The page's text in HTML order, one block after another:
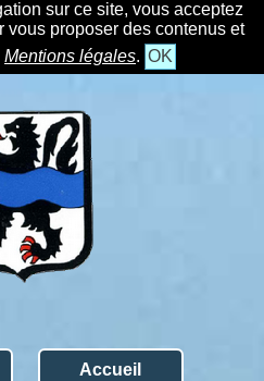
sur ce site, vous acceptez
vous proposer des contenus et
Mentions légales. OK
Accueil